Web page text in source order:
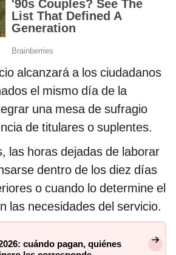
alcanzará a los ciudadanos
el mismo día de la
una mesa de sufragio
de titulares o suplentes.
las horas dejadas de laborar
dentro de los diez días
o cuando lo determine el
las necesidades del servicio.
cuándo pagan, quiénes